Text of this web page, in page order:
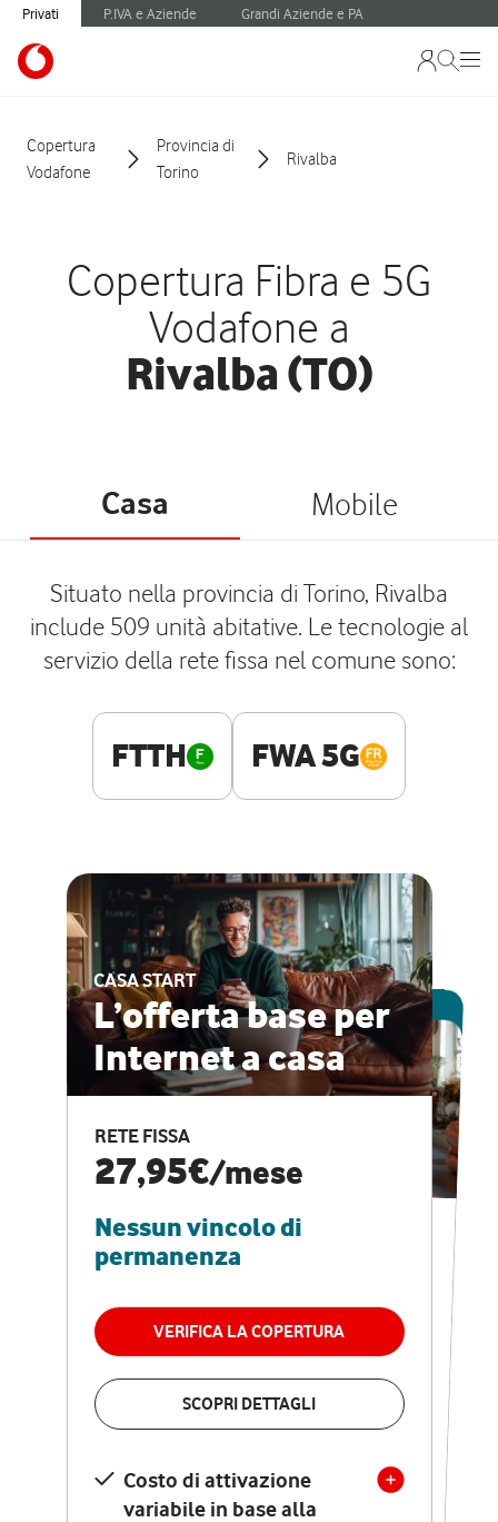
Privati P.IVA e Aziende Grandi Aziende e PA
Copertura
Vodafone
Provincia di
Torino
Rivalba
Copertura Fibra e 5G
Vodafone a
Rivalba (TO)
Casa Mobile
Situato nella provincia di Torino, Rivalba
include 509 unità abitative. Le tecnologie al
servizio della rete fissa nel comune sono:
FTTH FWA 5G
CASA START
L’offerta base per
Internet a casa
RETE FISSA
27,95€/mese
Nessun vincolo di
permanenza
VERIFICA LA COPERTURA
SCOPRI DETTAGLI
Costo di attivazione
variabile in base alla
ESCLUSIVA ONLINE
CASA PRO
Internet veloce e
vantaggi speciali
RETE FISSA + VODAFONE CLUB
29,95€
permanenza
VERIFICA LA COPERTURA
Costo di attivazione
variabile in base alla